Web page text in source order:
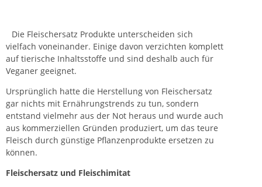
Die Fleischersatz Produkte unterscheiden sich
vielfach voneinander. Einige davon verzichten komplett
auf tierische Inhaltsstoffe und sind deshalb auch für
Veganer geeignet.
Ursprünglich hatte die Herstellung von Fleischersatz
gar nichts mit Ernährungstrends zu tun, sondern
entstand vielmehr aus der Not heraus und wurde auch
aus kommerziellen Gründen produziert, um das teure
Fleisch durch günstige Pflanzenprodukte ersetzen zu
können.
Fleischersatz und Fleischimitat